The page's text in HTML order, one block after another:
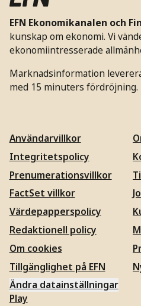
EFN Ekonomikanalen och
kunskap om ekonomi. Vi
ekonomiintresserade
Marknadsinformation
med 15 minuters fördröjning.
Användarvillkor
Integritetspolicy
Prenumerationsvillkor
FactSet villkor
Värdepapperspolicy
Redaktionell policy
Om cookies
Tillgänglighet på EFN
Ändra datainställningar
Play